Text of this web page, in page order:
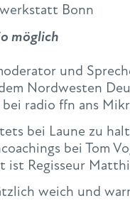
Bonn
möglich
und
Nordwesten
radio ffn ans
bei Laune zu
bei Tom
ist Regisseur
weich und